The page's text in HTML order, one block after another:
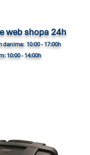
web shopa 24h
danima: 10:00 - 17:00h
10:00 - 14:00h